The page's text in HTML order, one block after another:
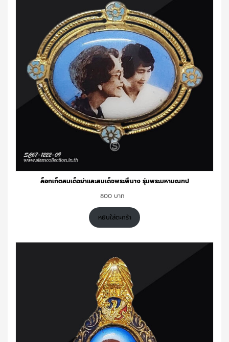
ล็อกเก็ตสมเด็จย่าและสมเด็จพระพี่นาง รุ่นพระมหามณฑป
800
หยิบใส่ตะกร้า